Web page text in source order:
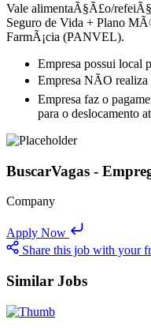
Vale alimentaÃ§Ã£o/
Seguro de Vida + Plano
FarmÃ¡cia (PANVEL).
Empresa possui local
Empresa NÃO
Empresa faz o
para o deslocamento
BuscarVagas -
Company
Apply Now
Share this job with your
Similar Jobs